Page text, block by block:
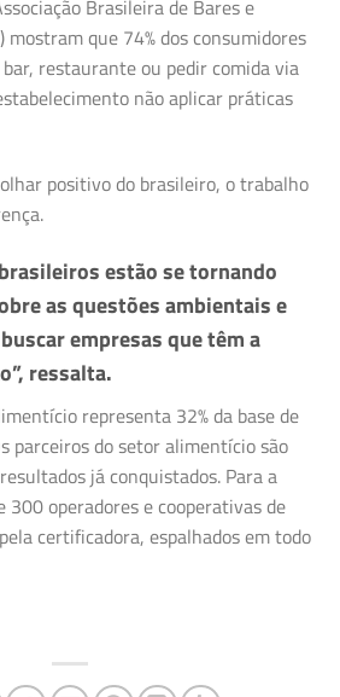
Brasileira de Bares e
que 74% dos consumidores
restaurante ou pedir comida via
não aplicar práticas
positivo do brasileiro, o trabalho
estão se tornando
as questões ambientais e
empresas que têm a
ressalta.
representa 32% da base de
parceiros do setor alimentício são
já conquistados. Para a
300 operadores e cooperativas de
certificadora, espalhados em todo